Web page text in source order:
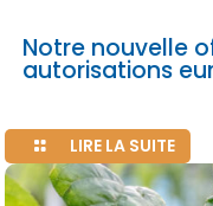
Notre nouvelle
autorisations
LIRE LA SUITE